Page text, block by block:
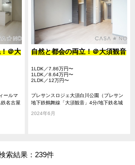
＠大
ールマ
名古屋
自然と都会の両立！＠大須観音
1LDK／7.86万円〜
1LDK／8.64万円〜
2LDK／12万円〜
プレサンスロジェ大須白川公園（プレサン
スロジェオオスシラカワコウエン）
地下鉄鶴舞線「大須観音」4分/地下鉄名城
2024年6月
索結果：239件